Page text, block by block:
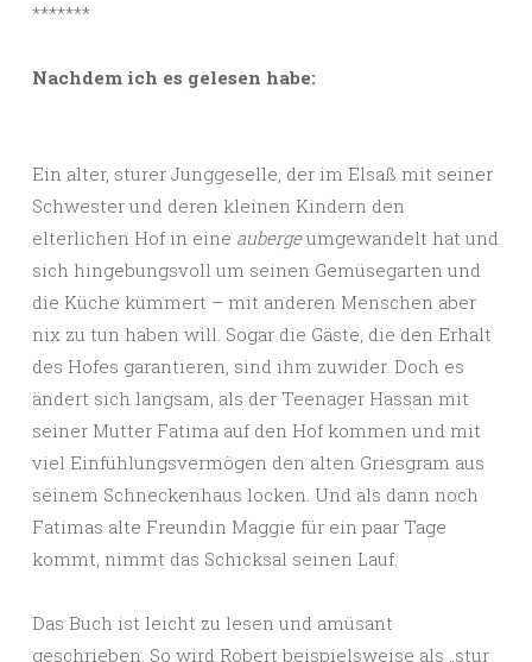
*******
Nachdem ich es gelesen habe:
Ein alter, sturer Junggeselle, der im Elsaß mit seiner
Schwester und deren kleinen Kindern den
elterlichen Hof in eine aubergeumgewandelt hat und
sich hingebungsvoll um seinen Gemüsegarten und
die Küche kümmert – mit anderen Menschen aber
nix zu tun haben will. Sogar die Gäste, die den Erhalt
des Hofes garantieren, sind ihm zuwider. Doch es
ändert sich langsam, als der Teenager Hassan mit
seiner Mutter Fatima auf den Hof kommen und mit
viel Einfühlungsvermögen den alten Griesgram aus
seinem Schneckenhaus locken. Und als dann noch
Fatimas alte Freundin Maggie für ein paar Tage
kommt, nimmt das Schicksal seinen Lauf.
Das Buch ist leicht zu lesen und amüsant
geschrieben. So wird Robert beispielsweise als „stur